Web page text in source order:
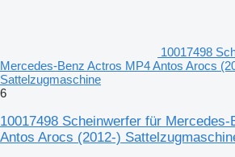
10017498
Mercedes-Benz Actros MP4 Antos Arocs
Sattelzugmaschine
6
10017498 Scheinwerfer für
Antos Arocs (2012-)